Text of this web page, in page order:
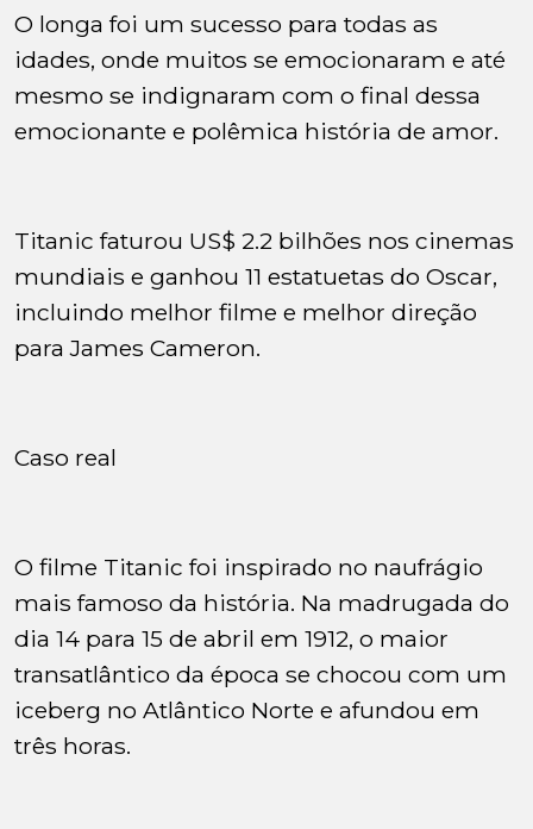
O longa foi um sucesso para todas as
idades, onde muitos se emocionaram e até
mesmo se indignaram com o final dessa
emocionante e polêmica história de amor.
Titanic faturou US$ 2.2 bilhões nos cinemas
mundiais e ganhou 11 estatuetas do Oscar,
incluindo melhor filme e melhor direção
para James Cameron.
Caso real
O filme Titanic foi inspirado no naufrágio
mais famoso da história. Na madrugada do
dia 14 para 15 de abril em 1912, o maior
transatlântico da época se chocou com um
iceberg no Atlântico Norte e afundou em
três horas.